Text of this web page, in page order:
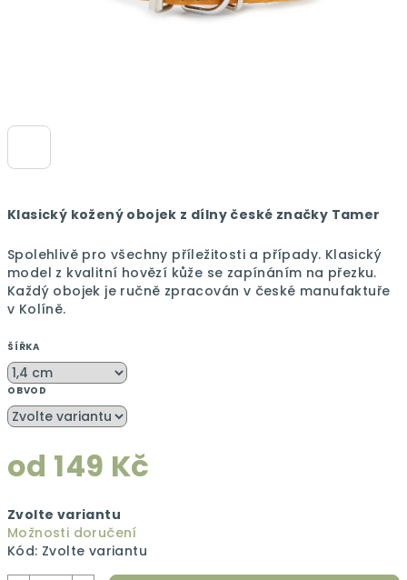
Klasický kožený obojek z dílny české značky Tamer
Spolehlivě pro všechny příležitosti a případy. Klasický
model z kvalitní hovězí kůže se zapínáním na přezku.
Každý obojek je ručně zpracován v české manufaktuře
v Kolíně.
ŠÍŘKA
OBVOD
od 149 Kč
cena:
Zvolte variantu
Možnosti doručení
Kód: Zvolte variantu